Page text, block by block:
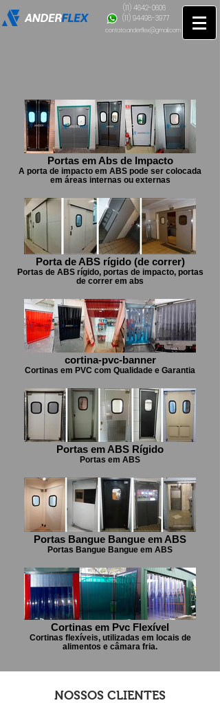
contato.anderflex@gmail.com
(11) 4642-0606
(11) 94498-3977
Portas em Abs de Impacto
A porta de impacto em ABS pode ser colocada
em áreas internas ou externas
Porta de ABS rígido (de correr)
Portas de ABS rígido, portas de impacto, portas
de correr em abs
cortina-pvc-banner
Cortinas em PVC com Qualidade e Garantia
Portas em ABS Rígido
Portas em ABS
Portas Bangue Bangue em ABS
Portas Bangue Bangue em ABS
Cortinas em Pvc Flexível
Cortinas flexíveis, utilizadas em locais de
alimentos e câmara fria.
NOSSOS CLIENTES